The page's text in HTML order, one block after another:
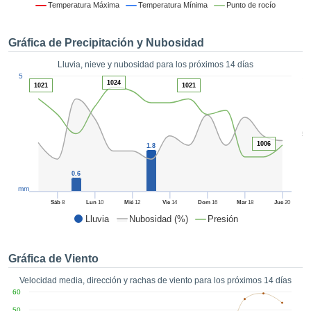
nuestra
coste.
a la
así como
un perfil
para
ACEPTAR
CONTINUAR
CONFIGURACIÓN
Temperatura Máxima Temperatura Mínima Punto de rocío
Gráfica de Precipitación y Nubosidad
Lluvia, nieve y nubosidad para los próximos 14 días
Lluvia Nubosidad (%) Presión
50
Sáb8 Lun 10 Mié 12 Vie 14 Dom16 Mar18 Jue 20
5
mm
0.6
1.8
1021 1024 1021
1006
Gráfica de Viento
Velocidad media, dirección y rachas de viento para los próximos 14 días
60